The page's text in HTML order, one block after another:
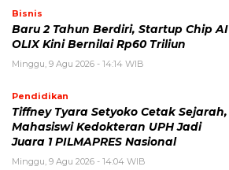
Bisnis
Baru 2 Tahun Berdiri, Startup Chip AI
OLIX Kini Bernilai Rp60 Triliun
Minggu, 9 Agu 2026 - 14:14 WIB
Pendidikan
Tiffney Tyara Setyoko Cetak Sejarah,
Mahasiswi Kedokteran UPH Jadi
Juara 1 PILMAPRES Nasional
Minggu, 9 Agu 2026 - 14:04 WIB